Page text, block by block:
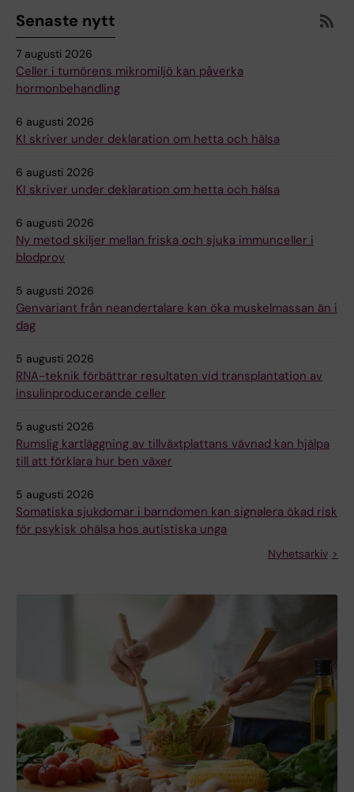
Senaste nytt
7 augusti 2026
Celler i tumörens mikromiljö kan påverka
hormonbehandling
6 augusti 2026
KI skriver under deklaration om hetta och hälsa
6 augusti 2026
KI skriver under deklaration om hetta och hälsa
6 augusti 2026
Ny metod skiljer mellan friska och sjuka immunceller i
blodprov
5 augusti 2026
Genvariant från neandertalare kan öka muskelmassan än i
dag
5 augusti 2026
RNA-teknik förbättrar resultaten vid transplantation av
insulinproducerande celler
5 augusti 2026
Rumslig kartläggning av tillväxtplattans vävnad kan hjälpa
till att förklara hur ben växer
5 augusti 2026
Somatiska sjukdomar i barndomen kan signalera ökad risk
för psykisk ohälsa hos autistiska unga
Nyhetsarkiv